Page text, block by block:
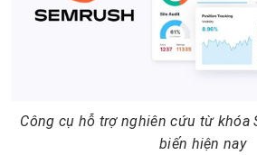
Công cụ hỗ trợ nghiên cứu từ khóa
biến hiện nay